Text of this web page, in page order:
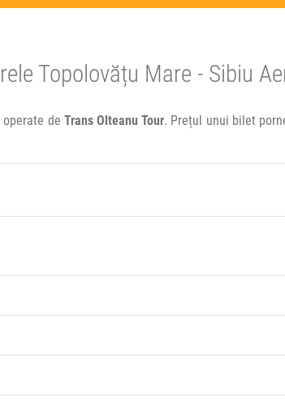
Topolovățu Mare - Sibiu
de Trans Olteanu Tour. Prețul unui bilet